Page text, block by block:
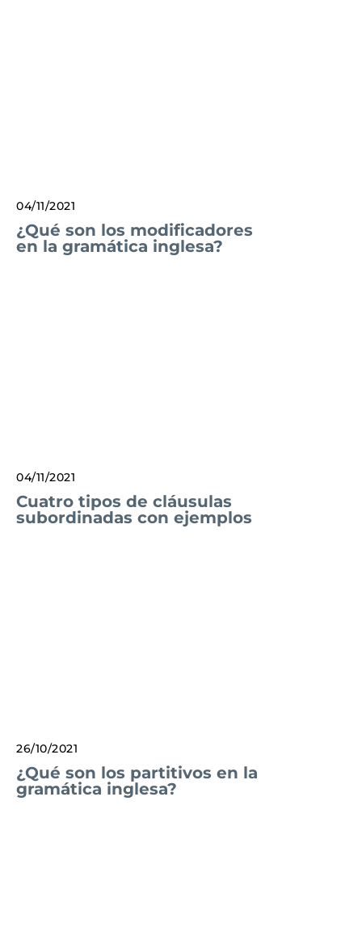
04/11/2021
¿Qué son los modificadores
en la gramática inglesa?
04/11/2021
Cuatro tipos de cláusulas
subordinadas con ejemplos
26/10/2021
¿Qué son los partitivos en la
gramática inglesa?